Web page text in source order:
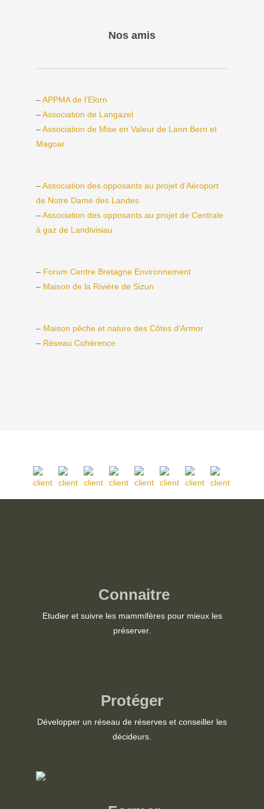
Nos amis
–APPMA de l’Elorn
–Association de Langazel
–Association de Mise en Valeur de Lann Bern et
Magoar
–Association des opposants au projet d’Aéroport
de Notre Dame des Landes
–Association des opposants au projet de Centrale
à gaz de Landivisiau
– Forum Centre Bretagne Environnement
– Maison de la Rivière de Sizun
– Maison pêche et nature des Côtes d’Armor
– Réseau Cohérence
Connaitre
Etudier et suivre les mammifères pour mieux les
préserver.
Protéger
Développer un réseau de réserves et conseiller les
décideurs.